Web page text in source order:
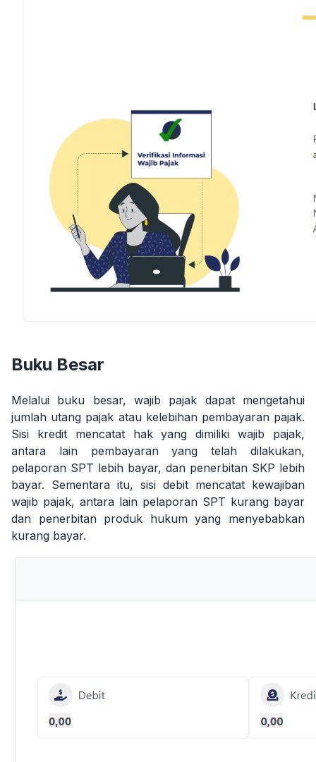
Buku Besar
Melalui buku besar, wajib pajak dapat mengetahui
jumlah utang pajak atau kelebihan pembayaran pajak.
Sisi kredit mencatat hak yang dimiliki wajib pajak,
antara lain pembayaran yang telah dilakukan,
pelaporan SPT lebih bayar, dan penerbitan SKP lebih
bayar. Sementara itu, sisi debit mencatat kewajiban
wajib pajak, antara lain pelaporan SPT kurang bayar
dan penerbitan produk hukum yang menyebabkan
kurang bayar.